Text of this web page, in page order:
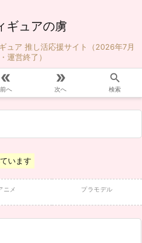
ギュアの虜
ュア 推し活応援サイト（2026年7月
運営終了）

前へ

次へ

検索
います
ニメ プラモデル